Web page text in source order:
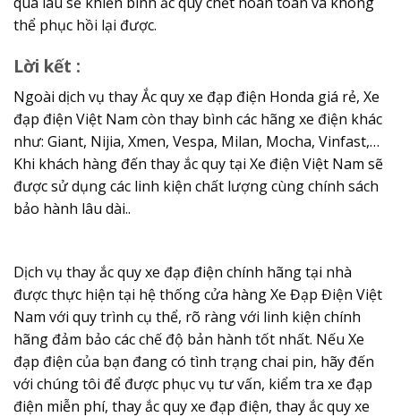
thể phục hồi lại được.
Lời kết :
Ngoài dịch vụ thay Ắc quy xe đạp điện Honda giá rẻ, Xe
đạp điện Việt Nam còn thay bình các hãng xe điện khác
như: Giant, Nijia, Xmen, Vespa, Milan, Mocha, Vinfast,…
Khi khách hàng đến thay ắc quy tại Xe điện Việt Nam sẽ
được sử dụng các linh kiện chất lượng cùng chính sách
bảo hành lâu dài..
Dịch vụ thay ắc quy xe đạp điện chính hãng tại nhà
được thực hiện tại hệ thống cửa hàng Xe Đạp Điện Việt
Nam với quy trình cụ thể, rõ ràng với linh kiện chính
hãng đảm bảo các chế độ bản hành tốt nhất. Nếu Xe
đạp điện của bạn đang có tình trạng chai pin, hãy đến
với chúng tôi để được phục vụ tư vấn, kiểm tra xe đạp
điện miễn phí, thay ắc quy xe đạp điện, thay ắc quy xe